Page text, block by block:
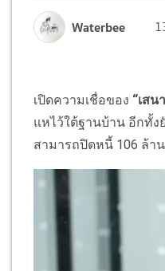
Waterbee
เปิดความเชื่อของ “เส
แหไว้ใต้ฐานบ้าน อีกทั้ง
สามารถปิดหนี้ 106 ล้า